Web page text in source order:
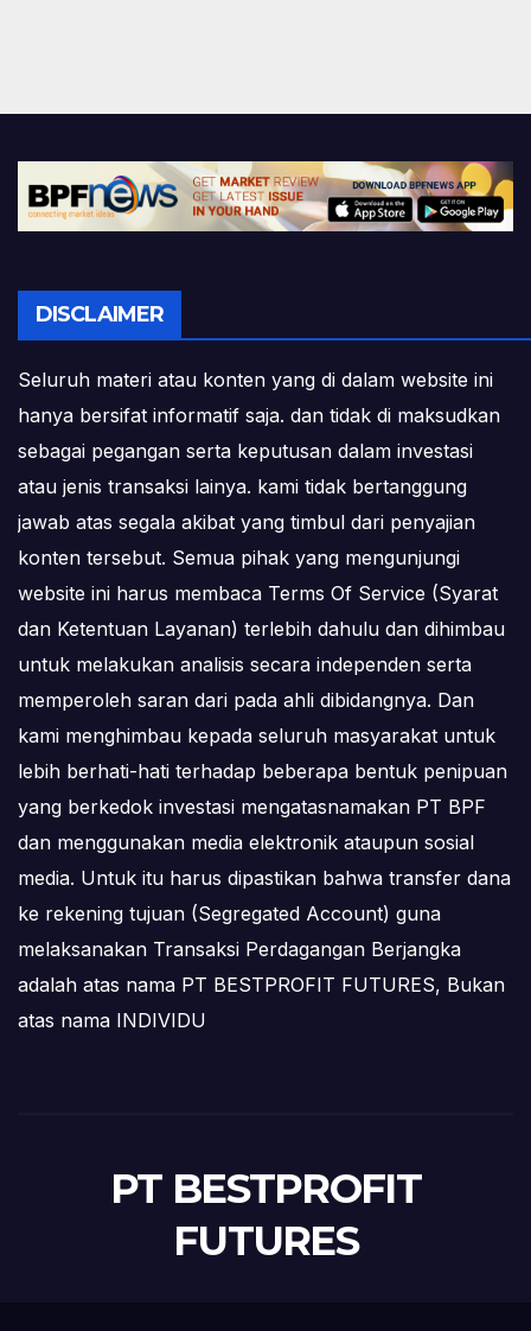
DISCLAIMER
Seluruh materi atau konten yang di dalam website ini
hanya bersifat informatif saja. dan tidak di maksudkan
sebagai pegangan serta keputusan dalam investasi
atau jenis transaksi lainya. kami tidak bertanggung
jawab atas segala akibat yang timbul dari penyajian
konten tersebut. Semua pihak yang mengunjungi
website ini harus membaca Terms Of Service (Syarat
dan Ketentuan Layanan) terlebih dahulu dan dihimbau
untuk melakukan analisis secara independen serta
memperoleh saran dari pada ahli dibidangnya. Dan
kami menghimbau kepada seluruh masyarakat untuk
lebih berhati-hati terhadap beberapa bentuk penipuan
yang berkedok investasi mengatasnamakan PT BPF
dan menggunakan media elektronik ataupun sosial
media. Untuk itu harus dipastikan bahwa transfer dana
ke rekening tujuan (Segregated Account) guna
melaksanakan Transaksi Perdagangan Berjangka
adalah atas nama PT BESTPROFIT FUTURES, Bukan
atas nama INDIVIDU
PT BESTPROFIT
FUTURES